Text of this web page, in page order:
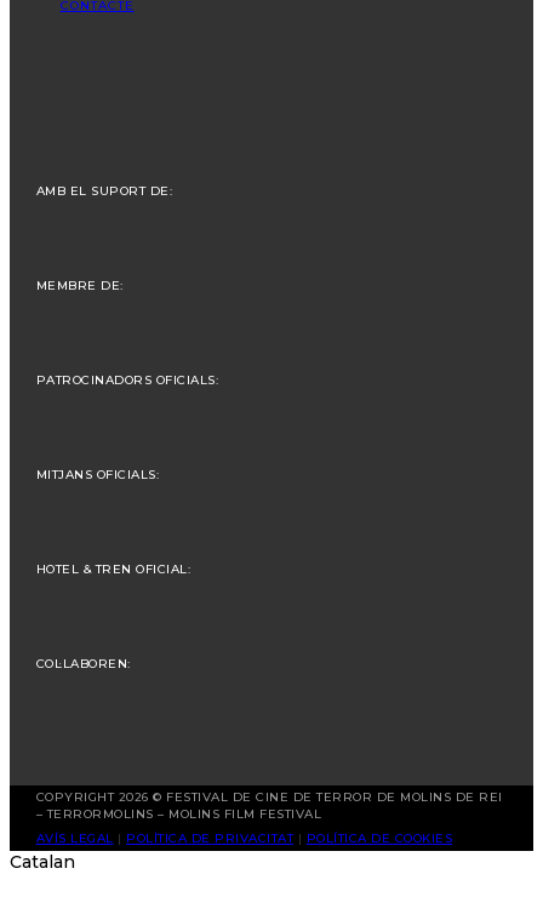
CONTACTE
AMB EL SUPORT DE:
MEMBRE DE:
PATROCINADORS OFICIALS:
MITJANS OFICIALS:
HOTEL & TREN OFICIAL:
COL·LABOREN:
COPYRIGHT 2026 © FESTIVAL DE CINE DE TERROR DE MOLINS DE REI
– TERRORMOLINS – MOLINS FILM FESTIVAL
AVÍS LEGAL | POLÍTICA DE PRIVACITAT| POLÍTICA DE COOKIES
Catalan